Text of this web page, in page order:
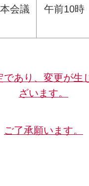
本会議 午前10時
であり、変更が生
ざいます。
ご了承願います。